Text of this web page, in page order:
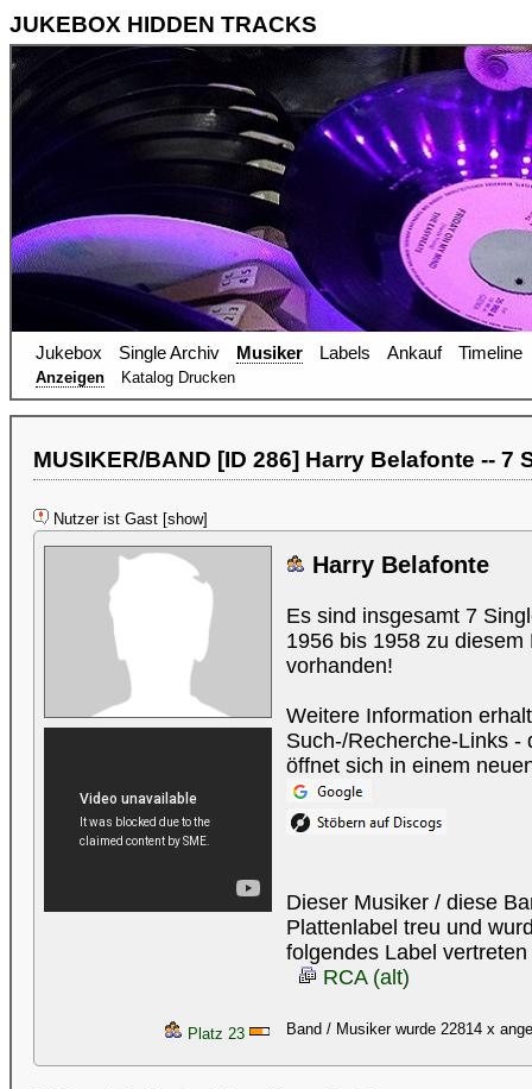
JUKEBOX HIDDEN TRACKS
Jukebox Single Archiv Musiker Labels Ankauf Timeline
Anzeigen Katalog Drucken
MUSIKER/BAND [ID 286] Harry Belafonte -- 7
Nutzer ist Gast [show]
Harry Belafonte
Es sind insgesamt 7
1956 bis 1958 zu
vorhanden!
Weitere Information
Such-/Recherche-Links -
öffnet sich in einem
Dieser Musiker / diese
Plattenlabel treu und
folgendes Label vertreten
RCA (alt)
Platz 23 Band / Musiker wurde 22814 x